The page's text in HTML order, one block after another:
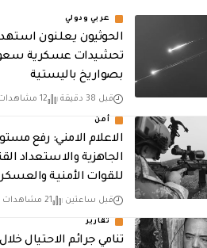
عربي ودولي
الحوثيون يعلنون
تحشيدات عسكرية
بصواريخ باليستية
قبل 38 دقيقة 12 مشاهدات
أمن
الاعلام الامني: رفع
الجاهزية والاستعداد
للقوات الأمنية
قبل ساعتين 21 مشاهدات
تقارير
تنامي جرائم الاحتيال خلال